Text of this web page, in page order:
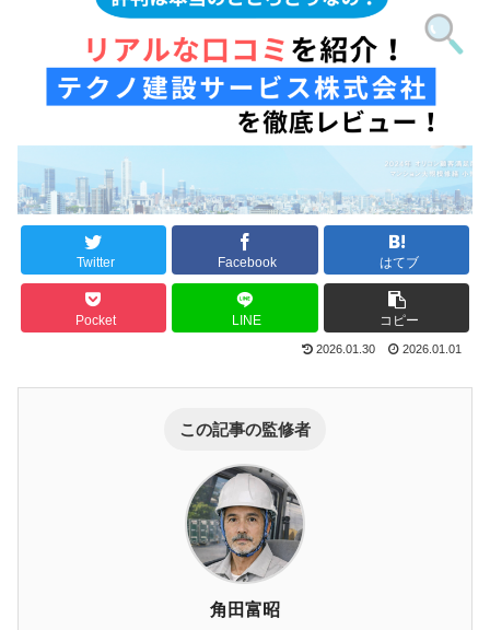
Twitter Facebook はてブ
Pocket LINE コピー
2026.01.30 2026.01.01
この記事の監修者
角田富昭